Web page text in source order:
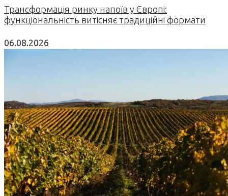
Трансформація ринку напоїв у Європі:
функціональність витісняє традиційні формати
06.08.2026